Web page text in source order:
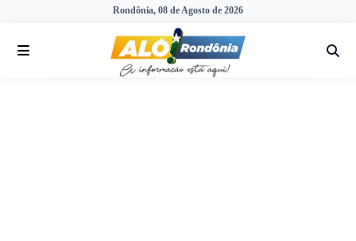
Rondônia, 08 de Agosto de 2026